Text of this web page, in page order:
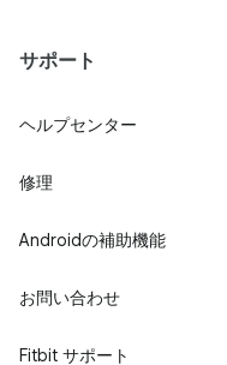
サポート
ヘルプセンター
修理
Androidの補助機能
お問い合わせ
Fitbit サポート